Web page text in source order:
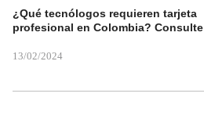
¿Qué tecnólogos requieren tarjeta
profesional en Colombia? Consulte
13/02/2024